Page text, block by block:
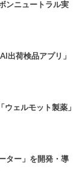
ンニュートラル実
出荷検品アプリ」
ェルモット製薬」
ター」を開発・導